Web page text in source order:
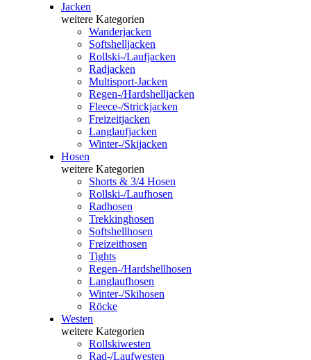
Jacken
weitere Kategorien
Wanderjacken
Softshelljacken
Rollski-/Laufjacken
Radjacken
Multisport-Jacken
Regen-/Hardshelljacken
Fleece-/Strickjacken
Freizeitjacken
Langlaufjacken
Winter-/Skijacken
Hosen
weitere Kategorien
Shorts & 3/4 Hosen
Rollski-/Laufhosen
Radhosen
Trekkinghosen
Softshellhosen
Freizeithosen
Tights
Regen-/Hardshellhosen
Langlaufhosen
Winter-/Skihosen
Röcke
Westen
weitere Kategorien
Rollskiwesten
Rad-/Laufwesten